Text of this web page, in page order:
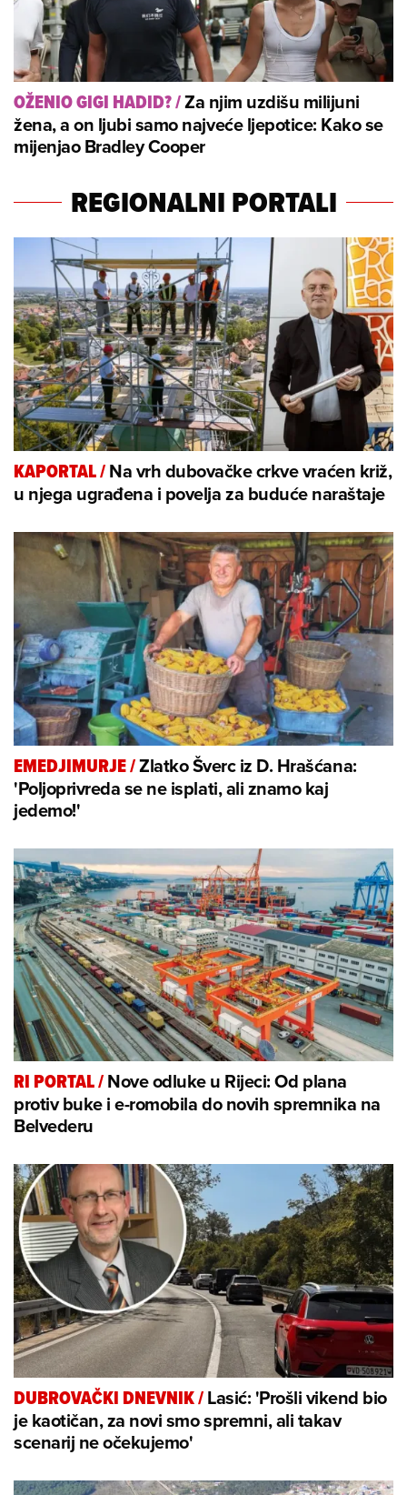
OŽENIO GIGI HADID?/Za njim uzdišu milijuni
žena, a on ljubi samo najveće ljepotice: Kako se
mijenjao Bradley Cooper
REGIONALNI PORTALI
KAPORTAL/Na vrh dubovačke crkve vraćen križ,
u njega ugrađena i povelja za buduće naraštaje
EMEDJIMURJE/Zlatko Šverc iz D. Hrašćana:
'Poljoprivreda se ne isplati, ali znamo kaj
jedemo!'
RI PORTAL/Nove odluke u Rijeci: Od plana
protiv buke i e-romobila do novih spremnika na
Belvederu
DUBROVAČKI DNEVNIK/Lasić: 'Prošli vikend bio
je kaotičan, za novi smo spremni, ali takav
scenarij ne očekujemo'